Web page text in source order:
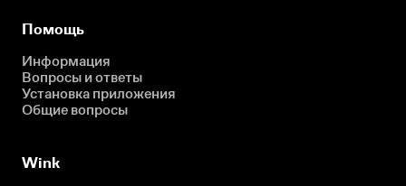
Помощь
Информация
Вопросы и ответы
Установка приложения
Общие вопросы
Wink